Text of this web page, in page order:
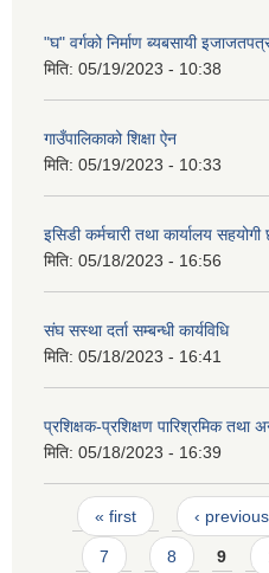
"घ" वर्गको निर्माण ब्यबसायी इजाजतपत्र
मिति: 05/19/2023 - 10:38
गाउँपालिकाको शिक्षा ऐन
मिति: 05/19/2023 - 10:33
इसिडी कर्मचारी तथा कार्यालय सहयोगी
मिति: 05/18/2023 - 16:56
संघ सस्था दर्ता सम्बन्धी कार्यविधि
मिति: 05/18/2023 - 16:41
प्रशिक्षक-प्रशिक्षण पारिश्रमिक तथा
मिति: 05/18/2023 - 16:39
Pages
« first ‹ previous
7 8 9